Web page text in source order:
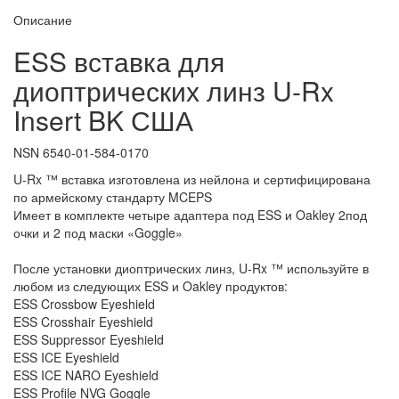
Описание
ESS вставка для
диоптрических линз U-Rx
Insert BK США
NSN 6540-01-584-0170
U-Rx ™ вставка изготовлена из нейлона и сертифицирована
по армейскому стандарту MCEPS
Имеет в комплекте четыре адаптера под ESS и Oakley 2под
очки и 2 под маски «Goggle»
После установки диоптрических линз, U-Rx ™ используйте в
любом из следующих ESS и Oakley продуктов:
ESS Crossbow Eyeshield
ESS Crosshair Eyeshield
ESS Suppressor Eyeshield
ESS ICE Eyeshield
ESS ICE NARO Eyeshield
ESS Profile NVG Goggle